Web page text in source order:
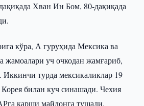
Хван Ин Бом, 80-дақиқада
кўра, А гуруҳида Мексика ва
жамоалари уч очкодан жамғариб,
Иккинчи турда мексикаликлар 19
билан куч синашади. Чехия
қарши майдонга тушади.